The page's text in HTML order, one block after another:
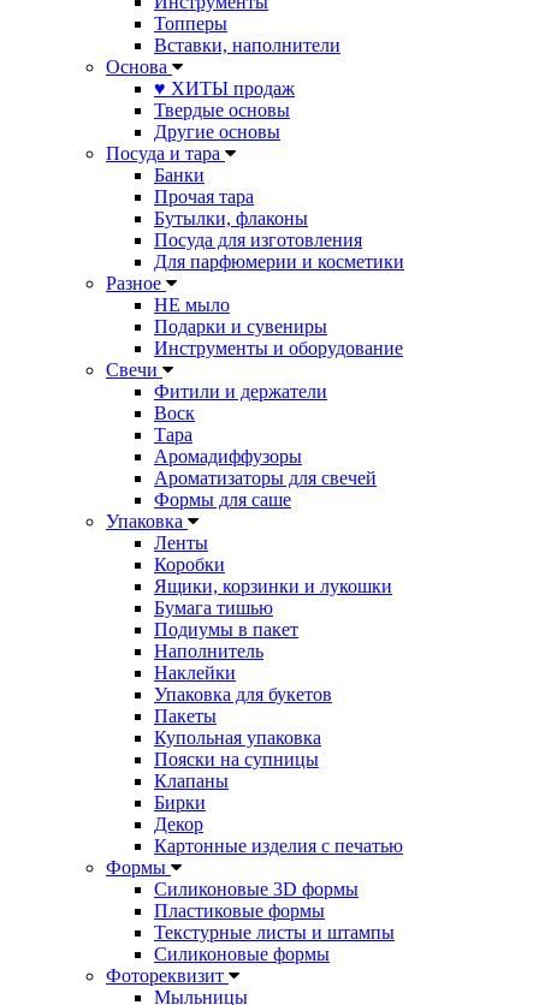
Топперы
Вставки, наполнители
Основа
♥ ХИТЫ продаж
Твердые основы
Другие основы
Посуда и тара
Банки
Прочая тара
Бутылки, флаконы
Посуда для изготовления
Для парфюмерии и косметики
Разное
НЕ мыло
Подарки и сувениры
Инструменты и оборудование
Свечи
Фитили и держатели
Воск
Тара
Аромадиффузоры
Ароматизаторы для свечей
Формы для саше
Упаковка
Ленты
Коробки
Ящики, корзинки и лукошки
Бумага тишью
Подиумы в пакет
Наполнитель
Наклейки
Упаковка для букетов
Пакеты
Купольная упаковка
Пояски на супницы
Клапаны
Бирки
Декор
Картонные изделия с печатью
Формы
Силиконовые 3D формы
Пластиковые формы
Текстурные листы и штампы
Силиконовые формы
Фотореквизит
Мыльницы